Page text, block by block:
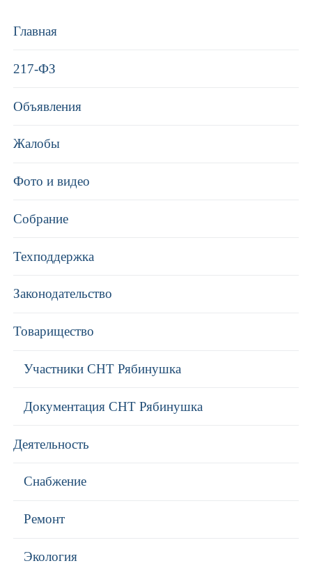
Главная
217-ФЗ
Объявления
Жалобы
Фото и видео
Собрание
Техподдержка
Законодательство
Товарищество
Участники СНТ Рябинушка
Документация СНТ Рябинушка
Деятельность
Снабжение
Ремонт
Экология